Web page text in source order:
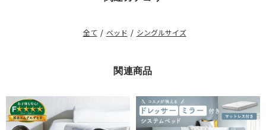
全て / ベッド / シングルサイズ
関連商品